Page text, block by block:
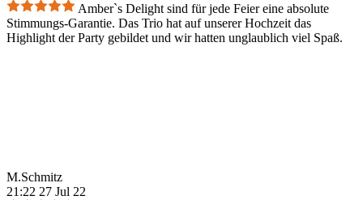
Amber`s Delight sind für jede Feier eine absolute
Stimmungs-Garantie. Das Trio hat auf unserer Hochzeit das
Highlight der Party gebildet und wir hatten unglaublich viel Spaß.
M.Schmitz
21:22 27 Jul 22